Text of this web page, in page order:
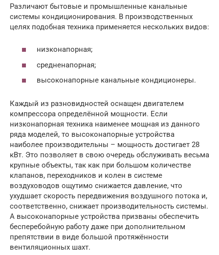
Различают бытовые и промышленные канальные
системы кондиционирования. В производственных
целях подобная техника применяется нескольких видов:
низконапорная;
средненапорная;
высоконапорные канальные кондиционеры.
Каждый из разновидностей оснащен двигателем
компрессора определённой мощности. Если
низконапорная техника наименее мощная из данного
ряда моделей, то высоконапорные устройства
наиболее производительны – мощность достигает 28
кВт. Это позволяет в свою очередь обслуживать весьма
крупные объекты, так как при большом количестве
клапанов, переходников и колен в системе
воздуховодов ощутимо снижается давление, что
ухудшает скорость передвижения воздушного потока и,
соответственно, снижает производительность системы.
А высоконапорные устройства призваны обеспечить
бесперебойную работу даже при дополнительном
препятствии в виде большой протяжённости
вентиляционных шахт.